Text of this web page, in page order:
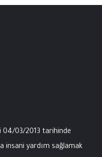
04/03/2013tarihinde
insani yardım sağlamak